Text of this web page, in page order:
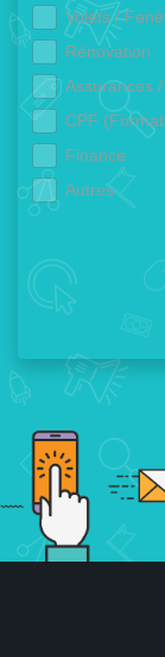
Volets /
Rénovation
Assurances
CPF
Finance
Autres